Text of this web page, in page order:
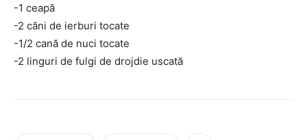
-1 ceapă
-2 căni de ierburi tocate
-1/2 cană de nuci tocate
-2 linguri de fulgi de drojdie uscată